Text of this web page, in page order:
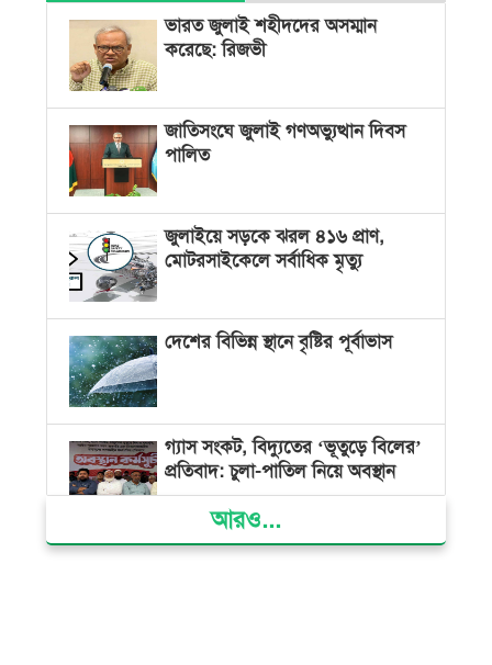
ভারত জুলাই শহীদদের অসম্মান
করেছে: রিজভী
জাতিসংঘে জুলাই গণঅভ্যুত্থান দিবস
পালিত
জুলাইয়ে সড়কে ঝরল ৪১৬ প্রাণ,
মোটরসাইকেলে সর্বাধিক মৃত্যু
দেশের বিভিন্ন স্থানে বৃষ্টির পূর্বাভাস
গ্যাস সংকট, বিদ্যুতের ‘ভূতুড়ে বিলের’
প্রতিবাদ: চুলা-পাতিল নিয়ে অবস্থান
ক্ষমতার কেন্দ্র গণভবন থেকে রক্তাক্ত
আরও...